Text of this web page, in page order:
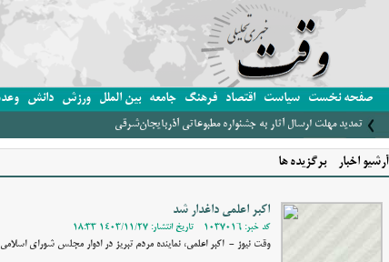
صفحه نخست سیاست اقتصاد فرهنگ جامعه بین الملل ورزش دانش
تمدید مهلت ارسال آثار به جشنواره مطبوعاتی آذربایجان‌شرقی
آرشیو اخبار - برگزیده ها
اکبر اعلمی داغدار شد
کد خبر: 1037016 - تاریخ انتشار: 1403/11/27 18:33
وقت نیوز - اکبر اعلمی، نماینده مردم تبریز در ادوار مجلس شورای